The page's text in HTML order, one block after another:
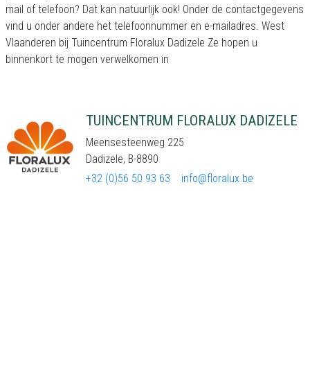
mail of telefoon? Dat kan natuurlijk ook! Onder de contactgegevens
vind u onder andere het telefoonnummer en e-mailadres. West
Vlaanderen bij Tuincentrum Floralux Dadizele Ze hopen u
binnenkort te mogen verwelkomen in
TUINCENTRUM FLORALUX DADIZELE
Meensesteenweg 225
Dadizele, B-8890
+32 (0)56 50 93 63
info@floralux.be